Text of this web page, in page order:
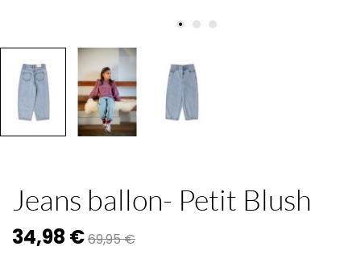
Jeans ballon- Petit Blush
34,98 €69,95 €